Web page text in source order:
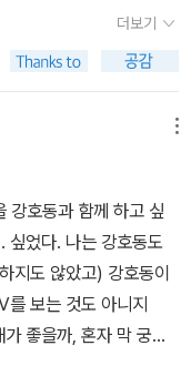
한국 가수들 공연에
쓰나미로 인해 엄청난
게 있어 쓰나미가 가져
침 그 밑바닥에 흐르고
다. 더구나 '사소설'로
더욱 접하고 싶어진다.
연 어떤 상처를 간직하
모레띠가 주연했다고
가시지 않았던 작품이
을 치유하고 극복해가
지고 있지만 그것을 아
묘사하고 있다. 구두닦
는 사투르니노와 위기에
그를 통한 음악과의 만
한 편이 완성된다.김
계라서 이해하기 힘들
담겨 있다. 『노란 개를
과정 속에 담긴 소년의
아니고, 여기서 이렇게
일종의 도전이 될 것이
들의 작품. 언제나 그렇
더보기
강호동과 함께 하고 싶
싶었다. 나는 강호동도
지도 않았고) 강호동이
보는 것도 아니지
좋을까, 혼자 막 궁리